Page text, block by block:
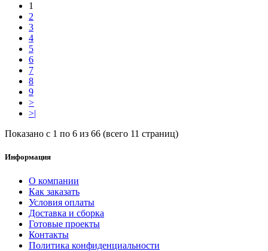
1
2
3
4
5
6
7
8
9
>
>|
Показано с 1 по 6 из 66 (всего 11 страниц)
Информация
O компании
Как заказать
Условия оплаты
Доставка и сборка
Готовые проекты
Контакты
Политика конфиденциальности